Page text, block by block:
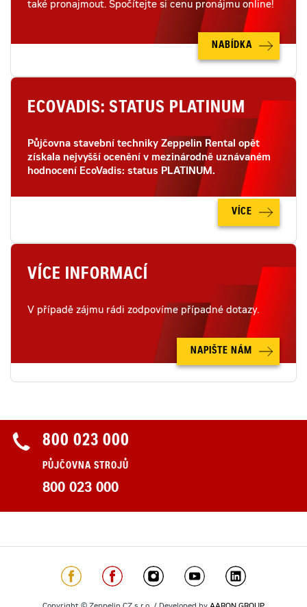
také pronajmout. Spočítejte si cenu pronájmu online!
NABÍDKA
ECOVADIS: STATUS PLATINUM
Půjčovna stavební techniky Zeppelin Rental opět
získala nejvyšší ocenění v mezinárodně uznávaném
hodnocení EcoVadis: status PLATINUM.
VÍCE
VÍCE INFORMACÍ
V případě zájmu rádi zodpovíme případné dotazy.
NAPIŠTE NÁM
800 023 000
PŮJČOVNA STROJŮ
800 023 000